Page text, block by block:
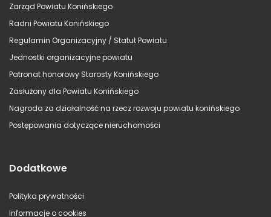
Zarząd Powiatu Konińskiego
Radni Powiatu Konińskiego
Regulamin Organizacyjny / Statut Powiatu
Jednostki organizacyjne powiatu
Patronat honorowy Starosty Konińskiego
Zasłużony dla Powiatu Konińskiego
Nagroda za działalność na rzecz rozwoju powiatu konińskiego
Postępowania dotyczące nieruchomości
Dodatkowe
Polityka prywatności
Informacje o cookies